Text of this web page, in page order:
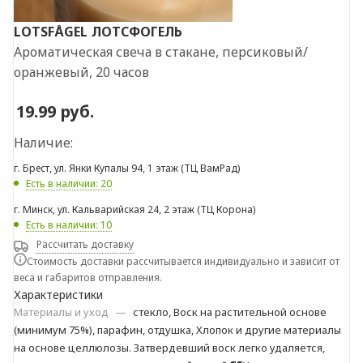
LOTSFÅGEL ЛОТСФОГЕЛЬ
Ароматическая свеча в стакане, персиковый/
оранжевый, 20 часов
19.99 руб.
Наличие:
г. Брест, ул. Янки Купалы 94, 1 этаж (ТЦ ВамРад)
Есть в наличии: 20
г. Минск, ул. Кальварийская 24, 2 этаж (ТЦ Корона)
Есть в наличии: 10
Рассчитать доставку
Стоимость доставки рассчитывается индивидуально и зависит от
веса и габаритов отправления.
Характеристики
Материалы и уход — стекло, Воск на растительной основе
(минимум 75%), парафин, отдушка, Хлопок и другие материалы
на основе целлюлозы. Затвердевший воск легко удаляется,